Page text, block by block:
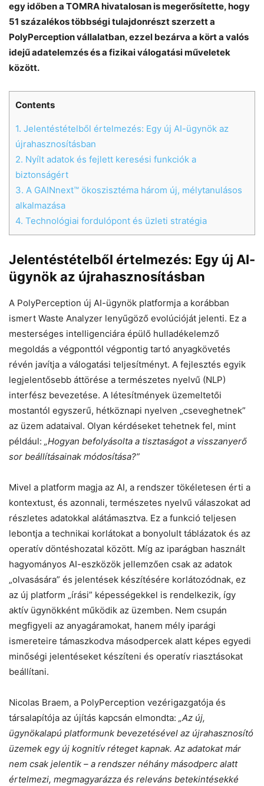
egy időben a TOMRA hivatalosan is megerősítette, hogy
51 százalékos többségi tulajdonrészt szerzett a
PolyPerception vállalatban, ezzel bezárva a kört a valós
idejű adatelemzés és a fizikai válogatási műveletek
között.
Contents
1. Jelentéstételből értelmezés: Egy új AI-ügynök az
újrahasznosításban
2. Nyílt adatok és fejlett keresési funkciók a
biztonságért
3. A GAINnext™ ökoszisztéma három új, mélytanulásos
alkalmazása
4. Technológiai fordulópont és üzleti stratégia
Jelentéstételből értelmezés: Egy új AI-
ügynök az újrahasznosításban
A PolyPerception új AI-ügynök platformja a korábban
ismert Waste Analyzer lenyűgöző evolúcióját jelenti. Ez a
mesterséges intelligenciára épülő hulladékelemző
megoldás a végponttól végpontig tartó anyagkövetés
révén javítja a válogatási teljesítményt. A fejlesztés egyik
legjelentősebb áttörése a természetes nyelvű (NLP)
interfész bevezetése. A létesítmények üzemeltetői
mostantól egyszerű, hétköznapi nyelven „cseveghetnek”
az üzem adataival. Olyan kérdéseket tehetnek fel, mint
például: „Hogyan befolyásolta a tisztaságot a visszanyerő
sor beállításainak módosítása?”
Mivel a platform magja az AI, a rendszer tökéletesen érti a
kontextust, és azonnali, természetes nyelvű válaszokat ad
részletes adatokkal alátámasztva. Ez a funkció teljesen
lebontja a technikai korlátokat a bonyolult táblázatok és az
operatív döntéshozatal között. Míg az iparágban használt
hagyományos AI-eszközök jellemzően csak az adatok
„olvasására” és jelentések készítésére korlátozódnak, ez
az új platform „írási” képességekkel is rendelkezik, így
aktív ügynökként működik az üzemben. Nem csupán
megfigyeli az anyagáramokat, hanem mély iparági
ismereteire támaszkodva másodpercek alatt képes egyedi
minőségi jelentéseket készíteni és operatív riasztásokat
beállítani.
Nicolas Braem, a PolyPerception vezérigazgatója és
társalapítója az újítás kapcsán elmondta: „Az új,
ügynökalapú platformunk bevezetésével az újrahasznosító
üzemek egy új kognitív réteget kapnak. Az adatokat már
nem csak jelentik – a rendszer néhány másodperc alatt
értelmezi, megmagyarázza és releváns betekintésekké
Chat Mr wAIste Close
Helló! Miben segíthetek ma?